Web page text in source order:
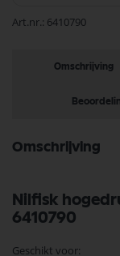
Art.nr. 6410790
Omschrijving
Omschrijving
Nilfisk
6410790
Geschikt voor: